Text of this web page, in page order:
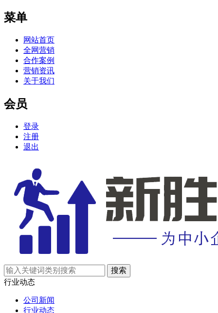
菜单
网站首页
全网营销
合作案例
营销资讯
关于我们
会员
登录
注册
退出
行业动态
公司新闻
行业动态